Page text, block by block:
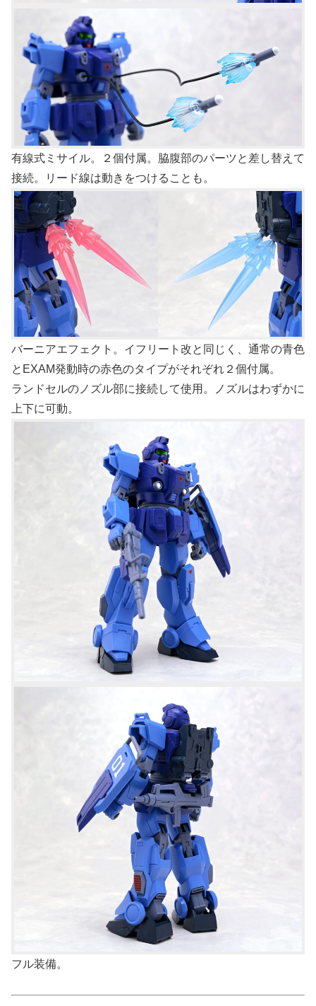
有線式ミサイル。２個付属。脇腹部のパーツと差し替えて
接続。リード線は動きをつけることも。
バーニアエフェクト。イフリート改と同じく、通常の青色
とEXAM発動時の赤色のタイプがそれぞれ２個付属。
ランドセルのノズル部に接続して使用。ノズルはわずかに
上下に可動。
フル装備。